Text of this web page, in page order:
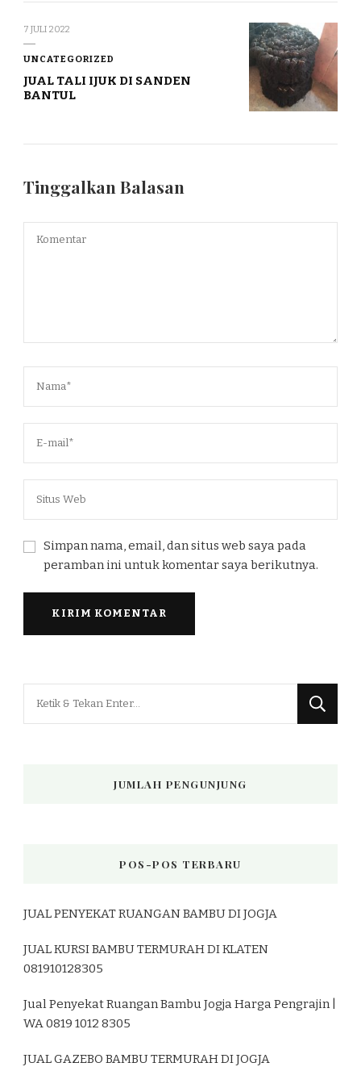
7 JULI 2022
UNCATEGORIZED
JUAL TALI IJUK DI SANDEN
BANTUL
Tinggalkan Balasan
Simpan nama, email, dan situs web saya pada
peramban ini untuk komentar saya berikutnya.
Mencari
JUMLAH PENGUNJUNG
POS-POS TERBARU
JUAL PENYEKAT RUANGAN BAMBU DI JOGJA
JUAL KURSI BAMBU TERMURAH DI KLATEN
081910128305
Jual Penyekat Ruangan Bambu Jogja Harga Pengrajin |
WA 0819 1012 8305
JUAL GAZEBO BAMBU TERMURAH DI JOGJA